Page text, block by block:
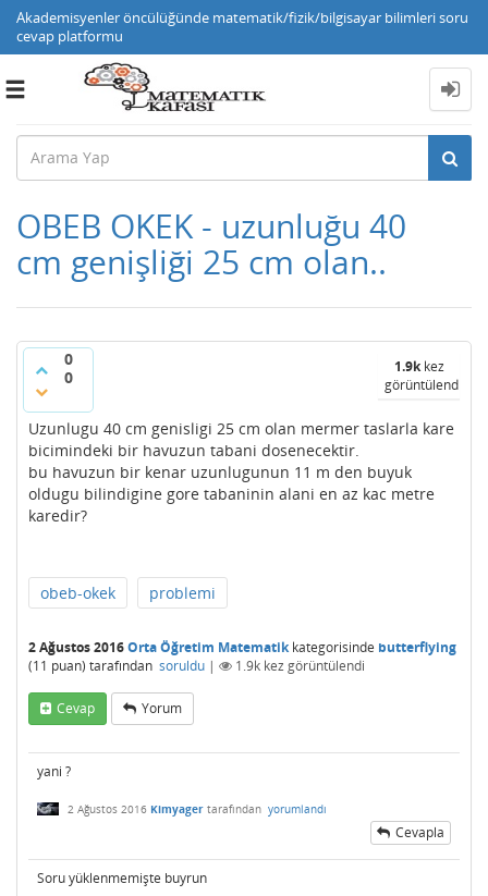
Akademisyenler öncülüğünde matematik/fizik/bilgisayar bilimleri soru
cevap platformu
Toggle
OBEB OKEK - uzunluğu 40
cm genişliği 25 cm olan..
0
0
1.9kkez
görüntülendi
Uzunlugu 40 cm genisligi 25 cm olan mermer taslarla kare
bicimindeki bir havuzun tabani dosenecektir.
bu havuzun bir kenar uzunlugunun 11 m den buyuk
oldugu bilindigine gore tabaninin alani en az kac metre
karedir?
obeb-okek problemi
2 Ağustos 2016Orta Öğretim Matematikkategorisinde butterflying
(11 puan) tarafından soruldu | 1.9k kez görüntülendi
Cevap Yorum
yani ?
2 Ağustos 2016 Kimyager tarafından yorumlandı
Cevapla
Soru yüklenmemişte buyrun